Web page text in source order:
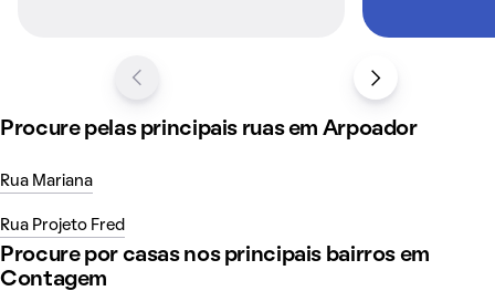
Procure pelas principais ruas em Arpoador
Rua Mariana
Rua Projeto Fred
Procure por casas nos principais bairros em
Contagem